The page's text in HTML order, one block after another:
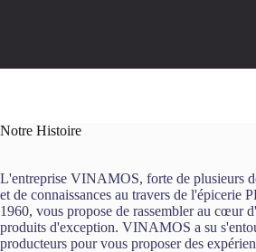
Notre Histoire
L'entreprise VINAMOS, forte de plusieurs
et de connaissances au travers de l'épicerie
1960, vous propose de rassembler au cœur
produits d'exception. VINAMOS a su
producteurs pour vous proposer des